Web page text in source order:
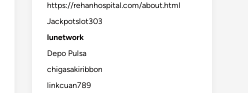
https://rehanhospital.com/about.html
Jackpotslot303
lunetwork
Depo Pulsa
chigasakiribbon
linkcuan789